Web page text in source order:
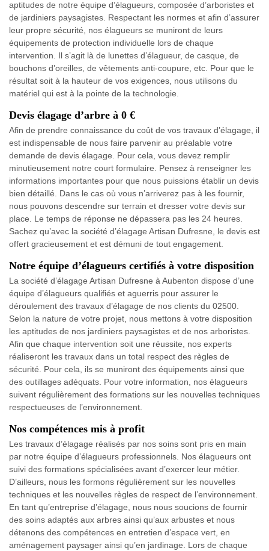
aptitudes de notre équipe d’élagueurs, composée d’arboristes et
de jardiniers paysagistes. Respectant les normes et afin d’assurer
leur propre sécurité, nos élagueurs se muniront de leurs
équipements de protection individuelle lors de chaque
intervention. Il s’agit là de lunettes d’élagueur, de casque, de
bouchons d’oreilles, de vêtements anti-coupure, etc. Pour que le
résultat soit à la hauteur de vos exigences, nous utilisons du
matériel qui est à la pointe de la technologie.
Devis élagage d’arbre à 0 €
Afin de prendre connaissance du coût de vos travaux d’élagage, il
est indispensable de nous faire parvenir au préalable votre
demande de devis élagage. Pour cela, vous devez remplir
minutieusement notre court formulaire. Pensez à renseigner les
informations importantes pour que nous puissions établir un devis
bien détaillé. Dans le cas où vous n’arriverez pas à les fournir,
nous pouvons descendre sur terrain et dresser votre devis sur
place. Le temps de réponse ne dépassera pas les 24 heures.
Sachez qu’avec la société d’élagage Artisan Dufresne, le devis est
offert gracieusement et est démuni de tout engagement.
Notre équipe d’élagueurs certifiés à votre disposition
La société d’élagage Artisan Dufresne à Aubenton dispose d’une
équipe d’élagueurs qualifiés et aguerris pour assurer le
déroulement des travaux d’élagage de nos clients du 02500.
Selon la nature de votre projet, nous mettons à votre disposition
les aptitudes de nos jardiniers paysagistes et de nos arboristes.
Afin que chaque intervention soit une réussite, nos experts
réaliseront les travaux dans un total respect des règles de
sécurité. Pour cela, ils se muniront des équipements ainsi que
des outillages adéquats. Pour votre information, nos élagueurs
suivent régulièrement des formations sur les nouvelles techniques
respectueuses de l’environnement.
Nos compétences mis à profit
Les travaux d’élagage réalisés par nos soins sont pris en main
par notre équipe d’élagueurs professionnels. Nos élagueurs ont
suivi des formations spécialisées avant d’exercer leur métier.
D’ailleurs, nous les formons régulièrement sur les nouvelles
techniques et les nouvelles règles de respect de l’environnement.
En tant qu’entreprise d’élagage, nous nous soucions de fournir
des soins adaptés aux arbres ainsi qu’aux arbustes et nous
détenons des compétences en entretien d’espace vert, en
aménagement paysager ainsi qu’en jardinage. Lors de chaque